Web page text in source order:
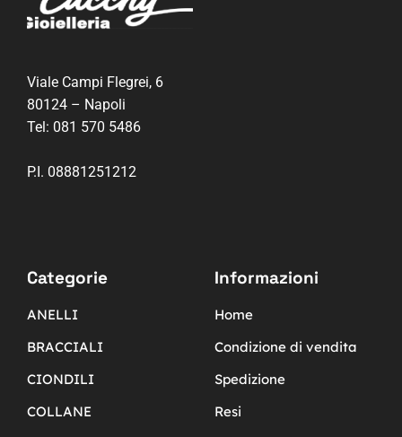
Viale Campi Flegrei, 6
80124 – Napoli
Tel: 081 570 5486
P.I. 08881251212
Categorie
ANELLI
BRACCIALI
CIONDILI
COLLANE
Informazioni
Home
Condizione di vendita
Spedizione
Resi